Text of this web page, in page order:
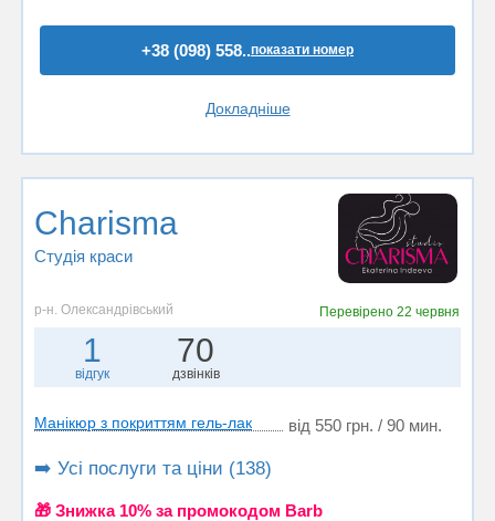
+38 (098) 558..показати номер
Докладніше
Charisma
Студія краси
р-н. Олександрівський Перевірено22 червня
1
відгук
70
дзвінків
Манікюр з покриттям гель-лак від 550 грн. / 90 мин.
➡️ Усі послуги та ціни (138)
🎁 Знижка 10% за промокодом Barb